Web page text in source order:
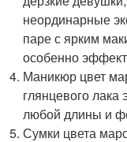
неординарные
паре с ярким
особенно
Маникюр цвет
глянцевого лака
любой длины и
Сумки цвета